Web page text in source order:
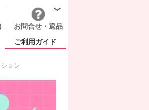
お問合せ・返品
ご利用ガイド
ョン